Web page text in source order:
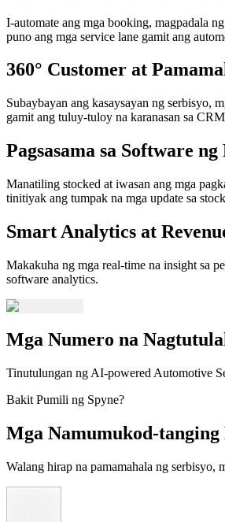
I-automate ang mga booking, magpadala
puno ang mga service lane gamit ang
360° Customer at
Subaybayan ang kasaysayan ng serbisyo,
gamit ang tuluy-tuloy na karanasan sa
Pagsasama sa Software
Manatiling stocked at iwasan ang mga
tinitiyak ang tumpak na mga update sa
Smart Analytics at
Makakuha ng mga real-time na insight sa
software analytics.
Mga Numero na
Tinutulungan ng AI-powered Automotive
Bakit Pumili ng Spyne?
Mga Namumukod-tanging
Walang hirap na pamamahala ng serbisyo,